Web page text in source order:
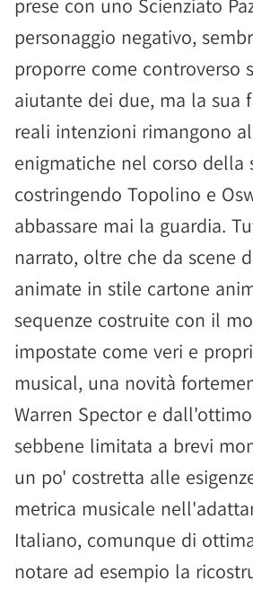
prese con uno Scienziato
personaggio negativo,
proporre come controverso
aiutante dei due, ma la sua
reali intenzioni rimangono
enigmatiche nel corso della
costringendo Topolino e
abbassare mai la guardia.
narrato, oltre che da scene
animate in stile cartone
sequenze costruite con il
impostate come veri e
musical, una novità
Warren Spector e
sebbene limitata a brevi
un po' costretta alle
metrica musicale
Italiano, comunque di
notare ad esempio la